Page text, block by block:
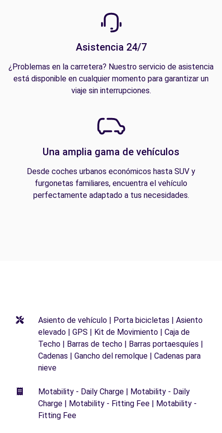
Asistencia 24/7
¿Problemas en la carretera? Nuestro servicio de asistencia
está disponible en cualquier momento para garantizar un
viaje sin interrupciones.
Una amplia gama de vehículos
Desde coches urbanos económicos hasta SUV y
furgonetas familiares, encuentra el vehículo
perfectamente adaptado a tus necesidades.
Asiento de vehículo | Porta bicicletas | Asiento
elevado | GPS | Kit de Movimiento | Caja de
Techo | Barras de techo | Barras portaesquíes |
Cadenas | Gancho del remolque | Cadenas para
nieve
Motability - Daily Charge | Motability - Daily
Charge | Motability - Fitting Fee | Motability -
Fitting Fee